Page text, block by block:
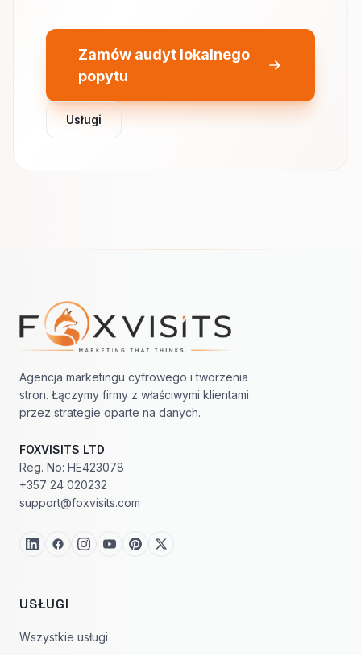
Zamów audyt lokalnego
popytu
Usługi
Nawigacja w stopce
Agencja marketingu cyfrowego i tworzenia
stron. Łączymy firmy z właściwymi klientami
przez strategie oparte na danych.
FOXVISITS LTD
Reg. No: HE423078
+357 24 020232
support@foxvisits.com
USŁUGI
Wszystkie usługi